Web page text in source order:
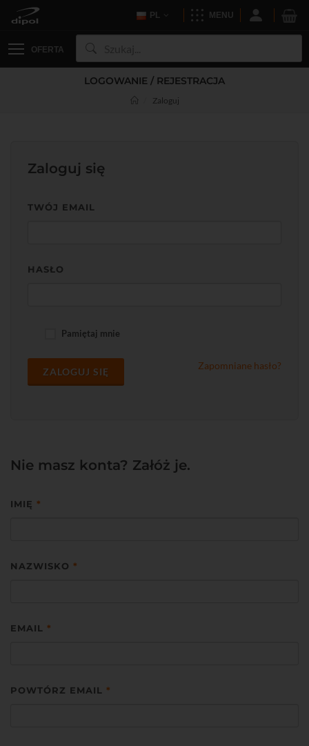
PL MENU
OFERTA
LOGOWANIE / REJESTRACJA
Zaloguj
Zaloguj się
TWÓJ EMAIL
HASŁO
Pamiętaj mnie
ZALOGUJ SIĘ
Zapomniane hasło?
Nie masz konta? Załóż je.
IMIĘ *
NAZWISKO *
EMAIL *
POWTÓRZ EMAIL *